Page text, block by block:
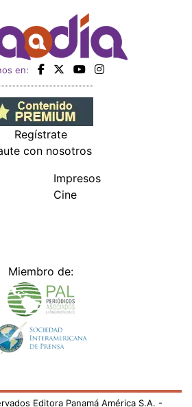
en:
Regístrate
con nosotros
Impresos
Cine
Miembro de:
Editora Panamá América S.A. -